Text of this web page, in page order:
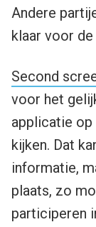
Andere
klaar voor
Second
voor het
applicatie
kijken. Dat
informatie,
plaats, zo
participeren